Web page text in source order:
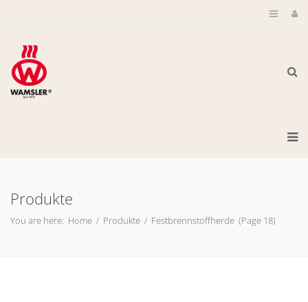
Produkte
You are here: Home / Produkte / Festbrennstoffherde (Page 18)